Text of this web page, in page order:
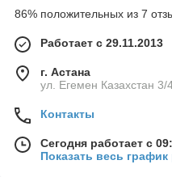
86% положительных из 7
Работает с 29.11.2013
г. Астана
ул. Егемен Казахстан 3/
Контакты
Сегодня работает с
Показать весь